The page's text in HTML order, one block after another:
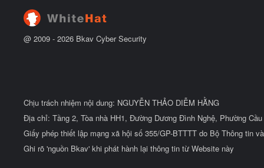
@ 2009 - 2026 Bkav Cyber Security
Chịu trách nhiệm nội dung: NGUYỄN THẢO DIỄM HẰNG
Địa chỉ: Tầng 2, Tòa nhà HH1, Đường Dương Đình Nghệ, Phường
Giấy phép thiết lập mạng xã hội số 355/GP-BTTTT do Bộ Thông tin
Ghi rõ 'nguồn Bkav' khi phát hành lại thông tin từ Website này